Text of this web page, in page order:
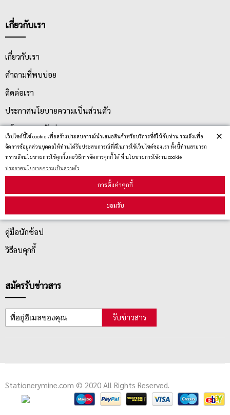
เว็ปไซต์นี้ใช้ cookie เพื่อสร้างประสบการณ์นำเสนอสินค้าหรือบริการที่ดีให้กับท่าน รวมถึงเพื่อ
จัดการข้อมูลส่วนบุคคลให้ท่านได้รับประสบการณ์ที่ดีในการใช้เว็ปไซต์ของเรา ทั้งนี้ท่านสามารถ
ทราบถึงนโยบายการใช้คุกกี้และวิธีการจัดการคุกกี้ ได้ ที่ นโยบายการใช้งาน cookie
ประกาศนโยบายความเป็นส่วนตัว
การตั้งค่าคุกกี้
ยอมรับ
×
เกี่ยวกับเรา
เกี่ยวกับเรา
คำถามที่พบบ่อย
ติดต่อเรา
ประกาศนโยบายความเป็นส่วนตัว
นโยบายการจัดส่ง
นโยบายการเปลี่ยน/คืน สินค้า
ตรวจสอบสถานะสินค้า
คู่มือนักช้อป
วิธีลบคุกกี้
สมัครรับข่าวสาร
รับข่าวสาร
Stationerymine.com © 2020 All Rights Reserved.